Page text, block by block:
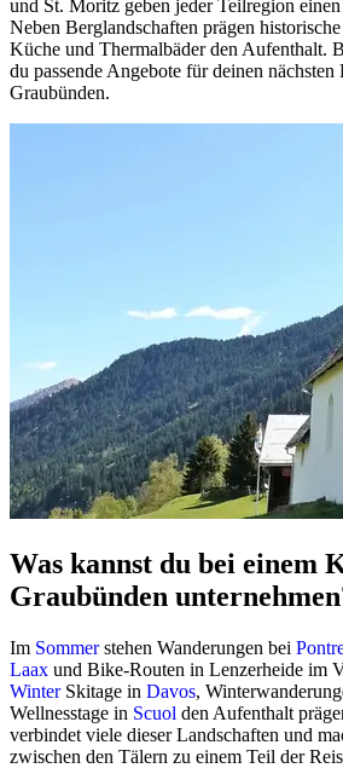
und St. Moritz geben jeder Teilregion
Neben Berglandschaften prägen
Küche und Thermalbäder den Aufenthalt.
du passende Angebote für deinen
Graubünden.
Was kannst du bei einem
Graubünden
Im Sommerstehen Wanderungen bei
Laax und Bike-Routen in Lenzerheide im
WinterSkitage in Davos,
Wellnesstage in Scuol den Aufenthalt
verbindet viele dieser Landschaften und
zwischen den Tälern zu einem Teil der